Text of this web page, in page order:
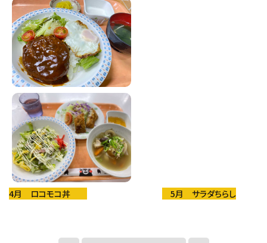
4月 ロコモコ丼 5月 サラダちらし